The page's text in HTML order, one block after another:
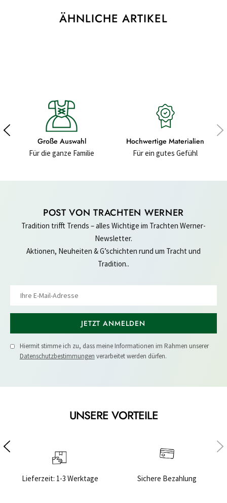
ÄHNLICHE ARTIKEL
Große Auswahl
Für die ganze Familie
Hochwertige Materialien
Für ein gutes Gefühl
POST VON TRACHTEN WERNER
Tradition trifft Trends – alles Wichtige im Trachten Werner-
Newsletter.
Aktionen, Neuheiten & G’schichten rund um Tracht und
Tradition..
JETZT ANMELDEN
Hiermit stimme ich zu, dass meine Informationen im Rahmen unserer
Datenschutzbestimmungen verarbeitet werden dürfen.
UNSERE VORTEILE
Lieferzeit: 1-3 Werktage Sichere Bezahlung